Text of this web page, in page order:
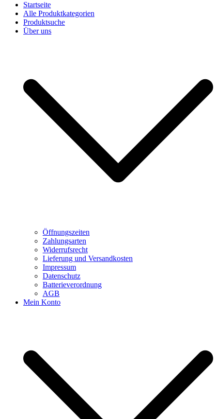
Startseite
Alle Produktkategorien
Produktsuche
Über uns
Öffnungszeiten
Zahlungsarten
Widerrufsrecht
Lieferung und Versandkosten
Impressum
Datenschutz
Batterieverordnung
AGB
Mein Konto